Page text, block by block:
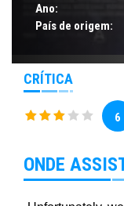
Ano:
País de origem:
CRÍTICA
6
ONDE